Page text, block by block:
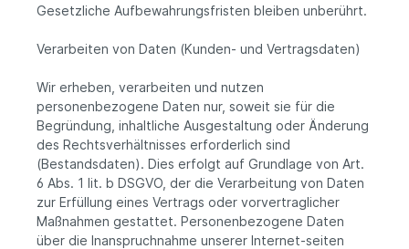
Gesetzliche Aufbewahrungsfristen bleiben unberührt.
Verarbeiten von Daten (Kunden- und Vertragsdaten)
Wir erheben, verarbeiten und nutzen
personenbezogene Daten nur, soweit sie für die
Begründung, inhaltliche Ausgestaltung oder Änderung
des Rechtsverhältnisses erforderlich sind
(Bestandsdaten). Dies erfolgt auf Grundlage von Art.
6 Abs. 1 lit. b DSGVO, der die Verarbeitung von Daten
zur Erfüllung eines Vertrags oder vorvertraglicher
Maßnahmen gestattet. Personenbezogene Daten
über die Inanspruchnahme unserer Internet-seiten